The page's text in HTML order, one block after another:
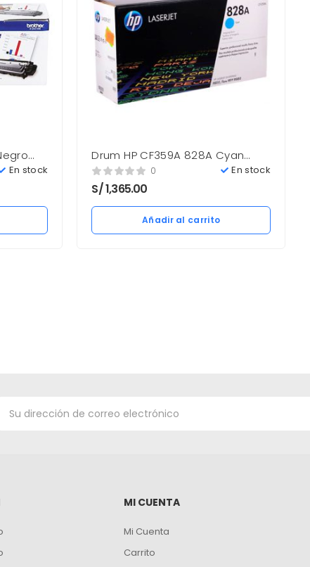
En stock
Drum HP CF359A 828A Cyan
30.000 Pag. M880Z Nuevo
0 En stock
S/1,365.00
Añadir al carrito
MI CUENTA
Mi Cuenta
Carrito